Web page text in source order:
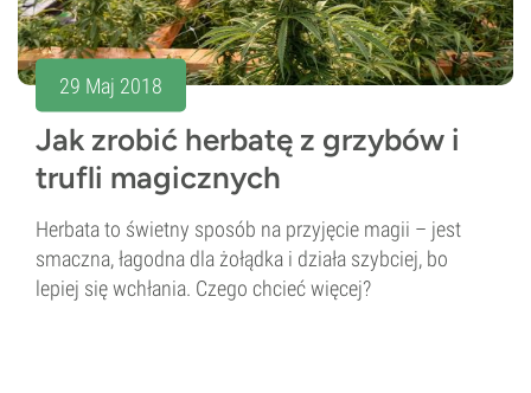
29 Maj 2018
Jak zrobić herbatę z grzybów i
trufli magicznych
Herbata to świetny sposób na przyjęcie magii – jest
smaczna, łagodna dla żołądka i działa szybciej, bo
lepiej się wchłania. Czego chcieć więcej?